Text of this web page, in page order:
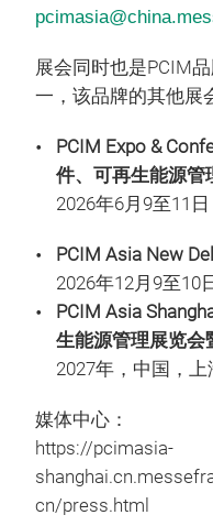
展会同时也是PCIM
一，该品牌的其他展
PCIM Expo &
件、可再生能源管
2026年6月9至11
PCIM Asia New
2026年12月9至10
PCIM Asia
生能源管理展览会
2027年，中国，上
媒体中心：
https://pcimasia-
cn/press.html